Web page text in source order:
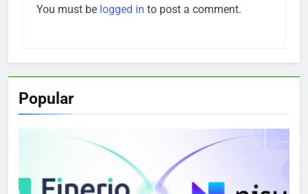
You must be logged in to post a comment.
Popular